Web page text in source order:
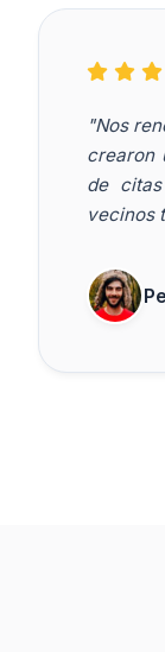
"Nos
crearon
de
vecinos